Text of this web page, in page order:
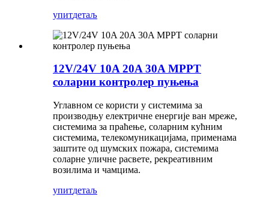
упитдетаљ
12V/24V 10A 20A 30A MPPT
соларни контролер пуњења
Углавном се користи у системима за
производњу електричне енергије ван мреже,
системима за праћење, соларним кућним
системима, телекомуникацијама, применама
заштите од шумских пожара, системима
соларне уличне расвете, рекреативним
возилима и чамцима.
упитдетаљ